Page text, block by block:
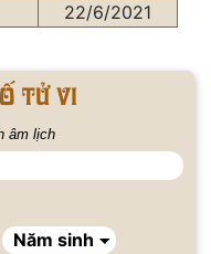
22/6/2021
tử vi
âm lịch